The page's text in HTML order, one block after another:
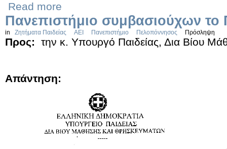
Read more
Πανεπιστήμιο συμβασιούχων
in Ζητήματα Παιδείας ΑΕΙ Πανεπιστήμιο Πελοπόννησος Πρόσληψη
Προς: την κ. Υπουργό Παιδείας, Δια Βίου
Απάντηση: